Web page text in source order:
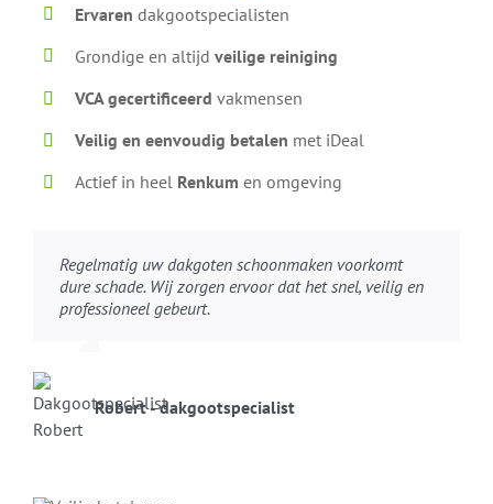
Ervaren dakgootspecialisten
Grondige en altijdveilige reiniging
VCA gecertificeerdvakmensen
Veilig en eenvoudig betalen met iDeal
Actief in heel Renkum en omgeving
Regelmatig uw dakgoten schoonmaken voorkomt
dure schade. Wij zorgen ervoor dat het snel, veilig en
professioneel gebeurt.
Robert - dakgootspecialist